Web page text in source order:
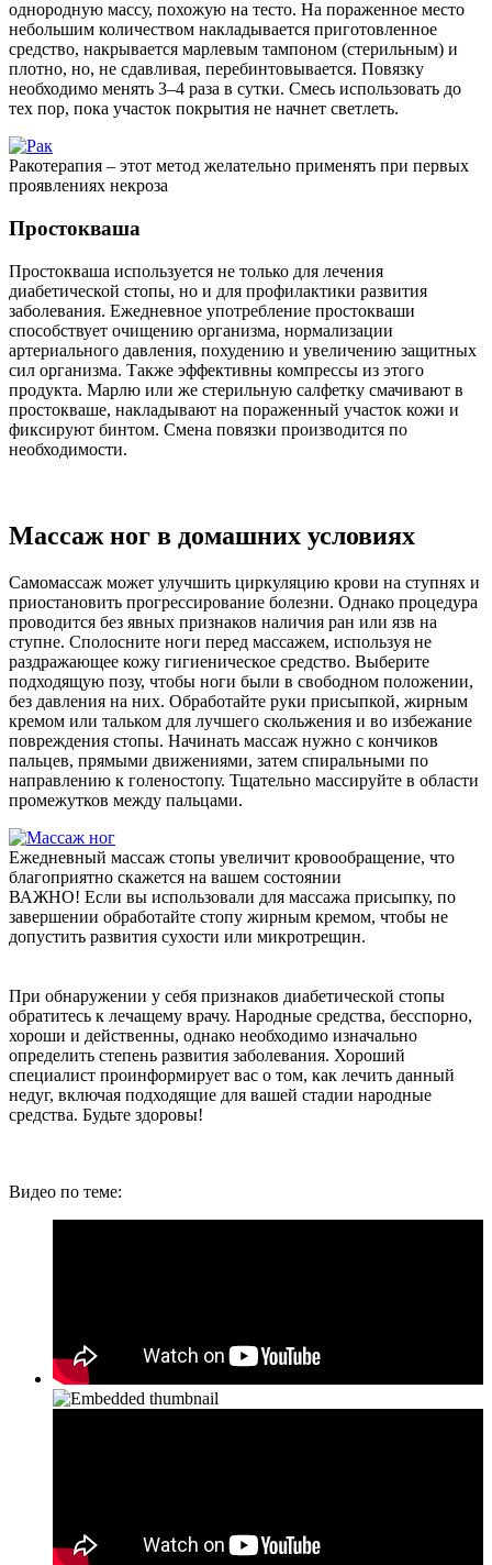
однородную массу, похожую на тесто. На пораженное место
небольшим количеством накладывается приготовленное
средство, накрывается марлевым тампоном (стерильным) и
плотно, но, не сдавливая, перебинтовывается. Повязку
необходимо менять 3–4 раза в сутки. Смесь использовать до
тех пор, пока участок покрытия не начнет светлеть.
Ракотерапия – этот метод желательно применять при первых
проявлениях некроза
Простокваша
Простокваша используется не только для лечения
диабетической стопы, но и для профилактики развития
заболевания. Ежедневное употребление простокваши
способствует очищению организма, нормализации
артериального давления, похудению и увеличению защитных
сил организма. Также эффективны компрессы из этого
продукта. Марлю или же стерильную салфетку смачивают в
простокваше, накладывают на пораженный участок кожи и
фиксируют бинтом. Смена повязки производится по
необходимости.
Массаж ног в домашних условиях
Самомассаж может улучшить циркуляцию крови на ступнях и
приостановить прогрессирование болезни. Однако процедура
проводится без явных признаков наличия ран или язв на
ступне. Сполосните ноги перед массажем, используя не
раздражающее кожу гигиеническое средство. Выберите
подходящую позу, чтобы ноги были в свободном положении,
без давления на них. Обработайте руки присыпкой, жирным
кремом или тальком для лучшего скольжения и во избежание
повреждения стопы. Начинать массаж нужно с кончиков
пальцев, прямыми движениями, затем спиральными по
направлению к голеностопу. Тщательно массируйте в области
промежутков между пальцами.
Ежедневный массаж стопы увеличит кровообращение, что
благоприятно скажется на вашем состоянии
ВАЖНО! Если вы использовали для массажа присыпку, по
завершении обработайте стопу жирным кремом, чтобы не
допустить развития сухости или микротрещин.
При обнаружении у себя признаков диабетической стопы
обратитесь к лечащему врачу. Народные средства, бесспорно,
хороши и действенны, однако необходимо изначально
определить степень развития заболевания. Хороший
специалист проинформирует вас о том, как лечить данный
недуг, включая подходящие для вашей стадии народные
средства. Будьте здоровы!
Видео по теме: